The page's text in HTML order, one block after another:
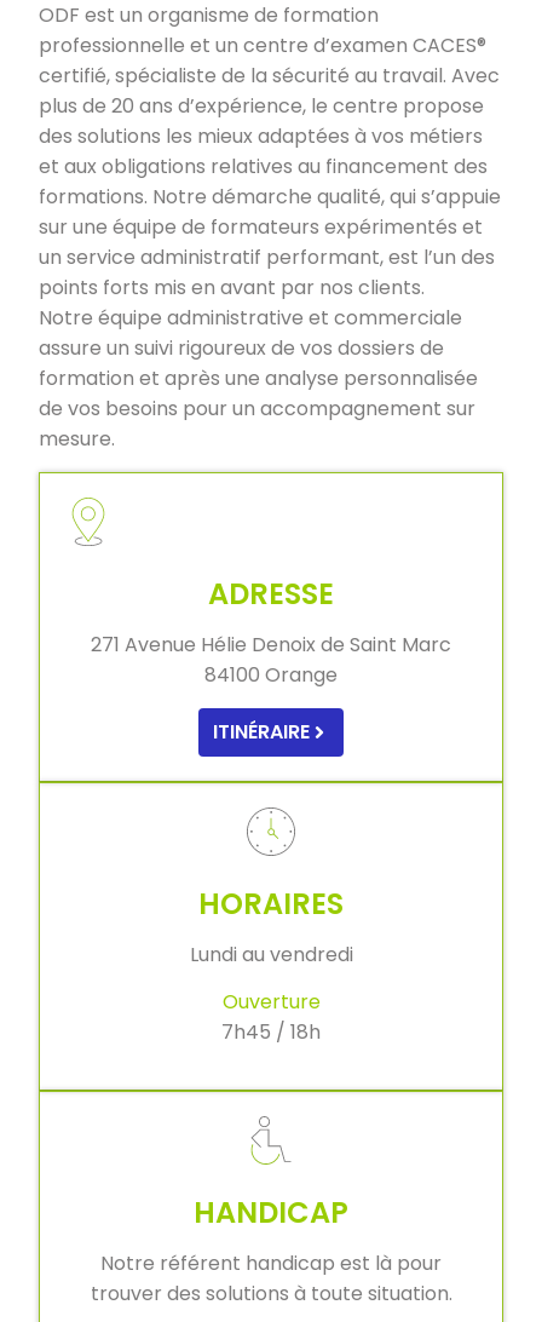
ODF est un organisme de formation
professionnelle et un centre d’examen CACES®
certifié, spécialiste de la sécurité au travail. Avec
plus de 20 ans d’expérience, le centre propose
des solutions les mieux adaptées à vos métiers
et aux obligations relatives au financement des
formations. Notre démarche qualité, qui s’appuie
sur une équipe de formateurs expérimentés et
un service administratif performant, est l’un des
points forts mis en avant par nos clients.
Notre équipe administrative et commerciale
assure un suivi rigoureux de vos dossiers de
formation et après une analyse personnalisée
de vos besoins pour un accompagnement sur
mesure.
ADRESSE
271 Avenue Hélie Denoix de Saint Marc
84100 Orange
ITINÉRAIRE
HORAIRES
Lundi au vendredi
Ouverture
7h45 / 18h
HANDICAP
Notre référent handicap est là pour
trouver des solutions à toute situation.